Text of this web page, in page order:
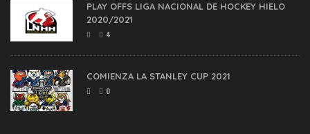
PLAY OFFS LIGA NACIONAL DE HOCKEY HIELO
2020/2021
4
COMIENZA LA STANLEY CUP 2021
0